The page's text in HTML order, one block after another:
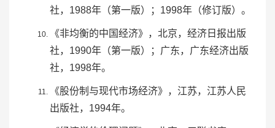
社，1988年（第一版）；1998年（修订版）。
《非均衡的中国经济》，北京， 经济日报出版
社，1990年（第一版）；广东，广东经济出版
社，1998年。
《股份制与现代市场经济》，江苏，江苏人民
出版社，1994年。